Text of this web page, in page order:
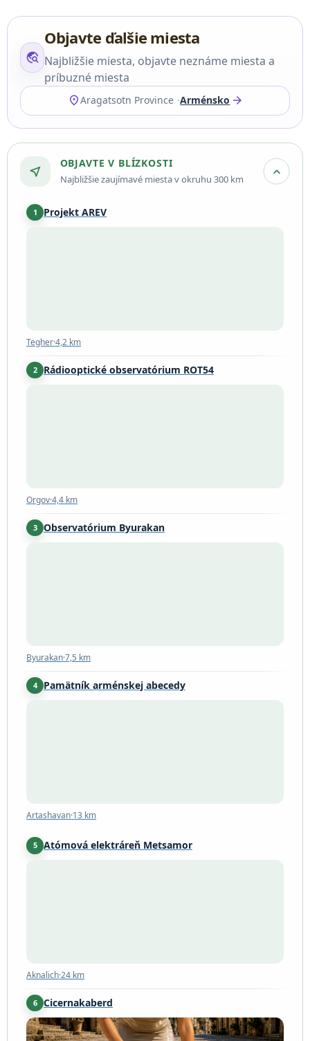
travel_explore
Objavte ďalšie miesta
Najbližšie miesta, objavte neznáme miesta a
príbuzné miesta
location_onAragatsotn Province Arménsko arrow_forward
near_me
OBJAVTE V BLÍZKOSTI
Najbližšie zaujímavé miesta v okruhu 300 km expand_more
1 Projekt AREV
Tegher·4,2 km
2 Rádiooptické observatórium ROT54
Orgov·4,4 km
3 Observatórium Byurakan
Byurakan·7,5 km
4 Pamätník arménskej abecedy
Artashavan·13 km
5 Atómová elektráreň Metsamor
Aknalich·24 km
6 Cicernakaberd
Yerevan·32 km